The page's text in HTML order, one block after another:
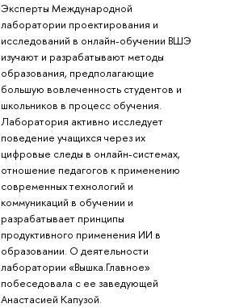
Эксперты Международной
лаборатории проектирования и
исследований в онлайн-обучении ВШЭ
изучают и разрабатывают методы
образования, предполагающие
большую вовлеченность студентов и
школьников в процесс обучения.
Лаборатория активно исследует
поведение учащихся через их
цифровые следы в онлайн-системах,
отношение педагогов к применению
современных технологий и
коммуникаций в обучении и
разрабатывает принципы
продуктивного применения ИИ в
образовании. О деятельности
лаборатории «Вышка.Главное»
побеседовала с ее заведующей
Анастасией Капузой.